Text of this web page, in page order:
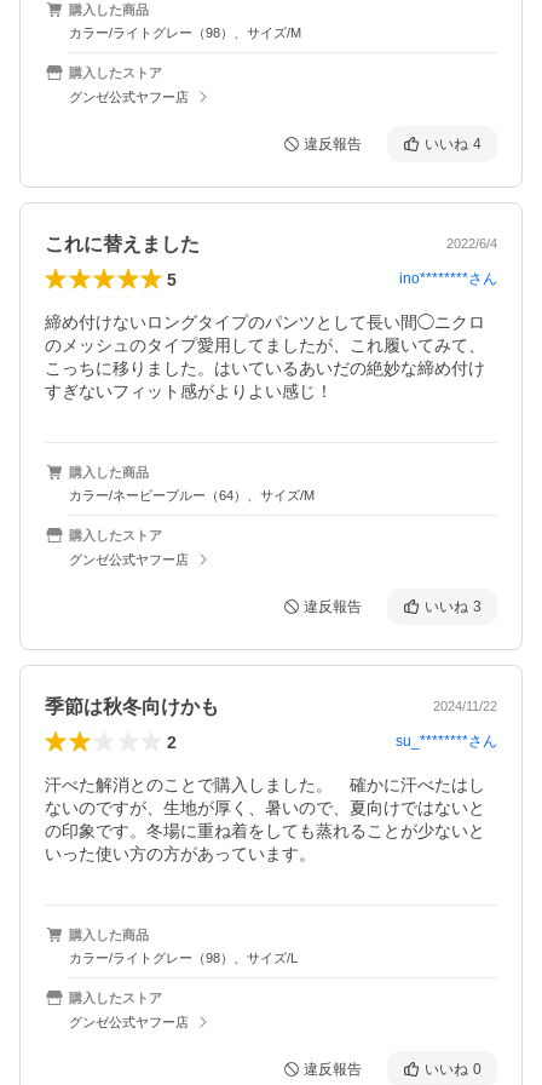
購入した商品
カラー/ライトグレー（98）、サイズ/M
購入したストア
グンゼ公式ヤフー店
違反報告 いいね 4
これに替えました 2022/6/4
5 ino********さん
締め付けないロングタイプのパンツとして長い間◯ニクロ
のメッシュのタイプ愛用してましたが、これ履いてみて、
こっちに移りました。はいているあいだの絶妙な締め付け
すぎないフィット感がよりよい感じ！
購入した商品
カラー/ネービーブルー（64）、サイズ/M
購入したストア
グンゼ公式ヤフー店
違反報告 いいね 3
季節は秋冬向けかも 2024/11/22
2 su_********さん
汗べた解消とのことで購入しました。　確かに汗べたはし
ないのですが、生地が厚く、暑いので、夏向けではないと
の印象です。冬場に重ね着をしても蒸れることが少ないと
いった使い方の方があっています。
購入した商品
カラー/ライトグレー（98）、サイズ/L
購入したストア
グンゼ公式ヤフー店
違反報告 いいね 0